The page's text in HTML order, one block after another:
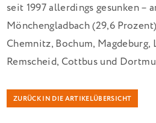
seit 1997 allerdings gesunken –
Mönchengladbach (29,6
Chemnitz, Bochum,
Remscheid, Cottbus und
ZURÜCK IN DIE ARTIKELÜBERSICHT